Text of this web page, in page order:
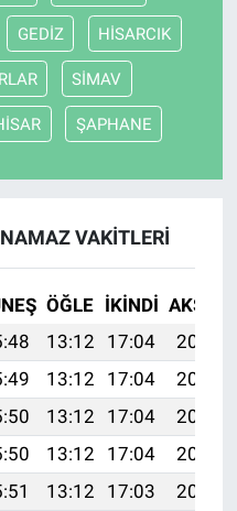
GEDİZ HİSARCIK
SİMAV
ŞAPHANE
VAKITLERI
ÖĞLE İKINDI AKŞAM
13:12 17:04
20:25
13:12 17:04
20:25
13:12 17:04
20:24
13:12 17:04
20:23
13:12 17:03
20:22